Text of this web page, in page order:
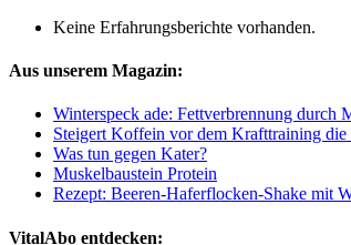
Keine Erfahrungsberichte vorhanden.
Aus unserem Magazin:
Winterspeck ade: Fettverbrennung durch
Steigert Koffein vor dem Krafttraining die
Was tun gegen Kater?
Muskelbaustein Protein
Rezept: Beeren-Haferflocken-Shake mit
VitalAbo entdecken: